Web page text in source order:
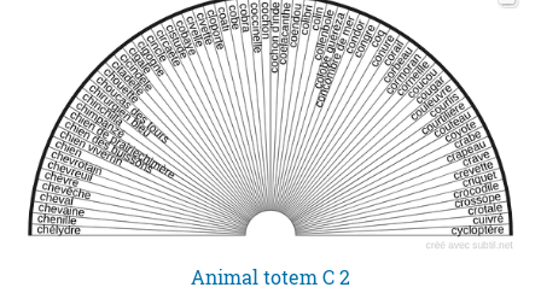
Animal totem C 2